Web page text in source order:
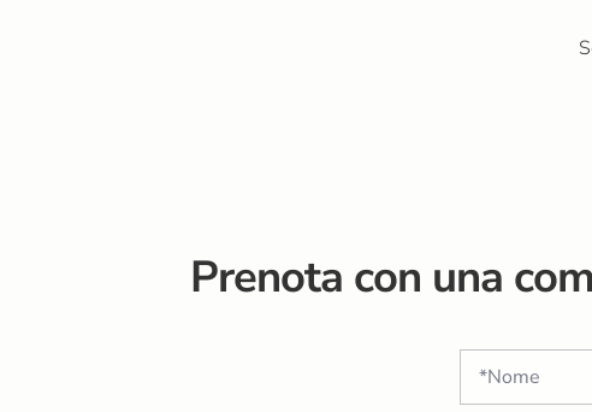
Prenota con una